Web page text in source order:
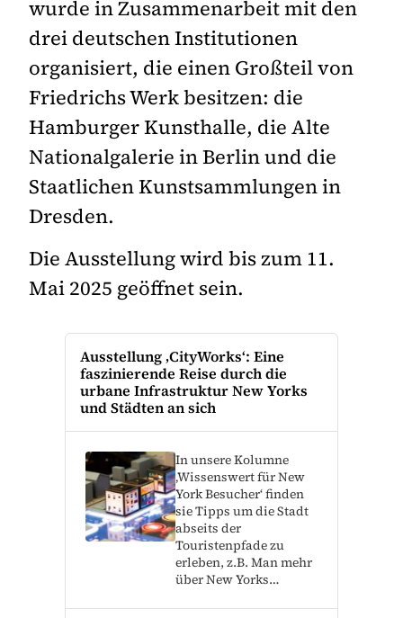
wurde in Zusammenarbeit mit den
drei deutschen Institutionen
organisiert, die einen Großteil von
Friedrichs Werk besitzen: die
Hamburger Kunsthalle, die Alte
Nationalgalerie in Berlin und die
Staatlichen Kunstsammlungen in
Dresden.
Die Ausstellung wird bis zum 11.
Mai 2025 geöffnet sein.
Ausstellung ‚CityWorks‘: Eine
faszinierende Reise durch die
urbane Infrastruktur New Yorks
und Städten an sich
In unsere Kolumne
‚Wissenswert für New
York Besucher‘ finden
sie Tipps um die Stadt
abseits der
Touristenpfade zu
erleben, z.B. Man mehr
über New Yorks…